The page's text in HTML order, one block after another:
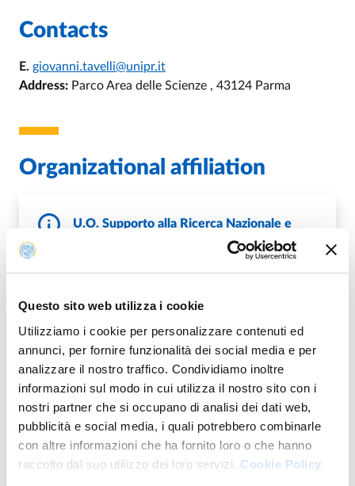
Questo sito web utilizza i cookie
Utilizziamo i cookie per personalizzare contenuti ed
annunci, per fornire funzionalità dei social media e per
analizzare il nostro traffico. Condividiamo inoltre
informazioni sul modo in cui utilizza il nostro sito con i
nostri partner che si occupano di analisi dei dati web,
pubblicità e social media, i quali potrebbero combinarle
con altre informazioni che ha fornito loro o che hanno
raccolto dal suo utilizzo dei loro servizi. Cookie Policy.
Contacts
E. giovanni.tavelli@unipr.it
Address: Parco Area delle Scienze , 43124 Parma
Organizational affiliation
U.O. Supporto alla Ricerca Nazionale e
GO TO DESCRIPTIONDI U.O. SUPPORTO ALLA
More facility staff at this address
Personale tecnico amministrativo